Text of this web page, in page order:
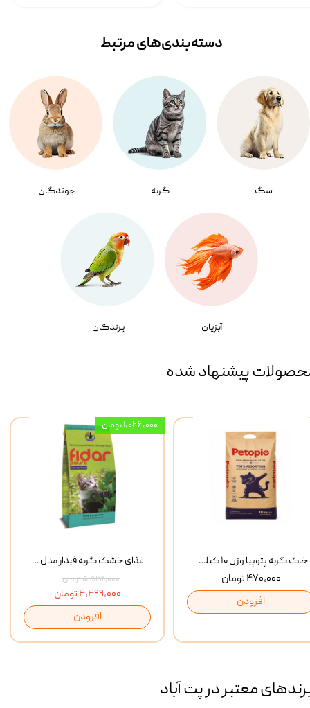
سگ گربه جوندگان
آبزیان پرندگان
دسته‌بندی‌‌های مرتبط
پیشنهاد شده
غذای خشک گربه فیدار مدل Adult وزن 10 کیلوگرم
۵,۵۲۵,۰۰۰ تومان
۴,۴۹۹,۰۰۰ تومان
افزودن
۱,۰۲۶,۰۰۰ تومان
خاک گربه پتوپیا وزن ۱۰ کیلوگرم
۴۷۰,۰۰۰ تومان
افزودن
معتبر در پت آباد